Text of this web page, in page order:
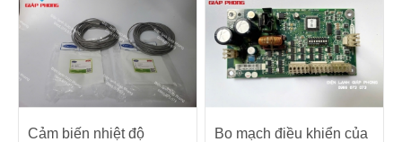
Cảm biến nhiệt độ
Bo mạch điều khiển của